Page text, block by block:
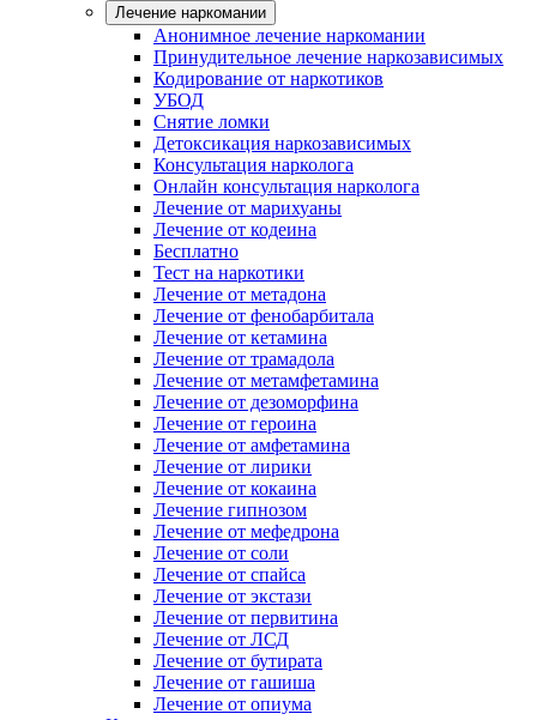
Лечение наркомании
Анонимное лечение наркомании
Принудительное лечение наркозависимых
Кодирование от наркотиков
УБОД
Снятие ломки
Детоксикация наркозависимых
Консультация нарколога
Онлайн консультация нарколога
Лечение от марихуаны
Лечение от кодеина
Бесплатно
Тест на наркотики
Лечение от метадона
Лечение от фенобарбитала
Лечение от кетамина
Лечение от трамадола
Лечение от метамфетамина
Лечение от дезоморфина
Лечение от героина
Лечение от амфетамина
Лечение от лирики
Лечение от кокаина
Лечение гипнозом
Лечение от мефедрона
Лечение от соли
Лечение от спайса
Лечение от экстази
Лечение от первитина
Лечение от ЛСД
Лечение от бутирата
Лечение от гашиша
Лечение от опиума